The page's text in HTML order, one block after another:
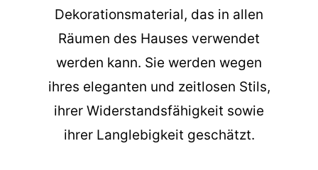
Dekorationsmaterial, das in allen
Räumen des Hauses verwendet
werden kann. Sie werden wegen
ihres eleganten und zeitlosen Stils,
ihrer Widerstandsfähigkeit sowie
ihrer Langlebigkeit geschätzt.